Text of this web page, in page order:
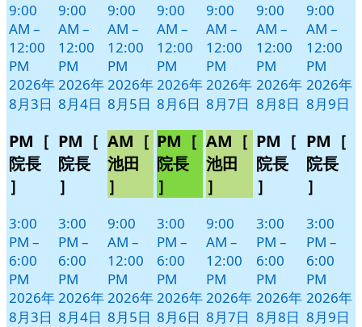
9:00
AM –
12:00
PM
2026年
8月3日
PM［
院長
］
3:00
PM –
6:00
PM
2026年
8月3日
9:00
AM –
12:00
PM
2026年
8月4日
PM［
院長
］
3:00
PM –
6:00
PM
2026年
8月4日
9:00
AM –
12:00
PM
2026年
8月5日
AM［
池田
］
9:00
AM –
12:00
PM
2026年
8月5日
9:00
AM –
12:00
PM
2026年
8月6日
PM［
院長
］
3:00
PM –
6:00
PM
2026年
8月6日
9:00
AM –
12:00
PM
2026年
8月7日
AM［
池田
］
9:00
AM –
12:00
PM
2026年
8月7日
9:00
AM –
12:00
PM
2026年
8月8日
PM［
院長
］
3:00
PM –
6:00
PM
2026年
8月8日
9:00
AM –
12:00
PM
2026年
8月9日
PM［
院長
］
3:00
PM –
6:00
PM
2026年
8月9日